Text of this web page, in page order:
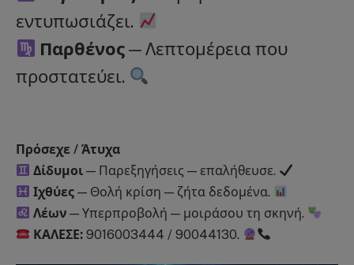
εντυπωσιάζει.
Παρθένος— Λεπτομέρεια που
προστατεύει.
Πρόσεχε / Άτυχα
Δίδυμοι — Παρεξηγήσεις — επαλήθευσε.
Ιχθύες — Θολή κρίση — ζήτα δεδομένα.
Λέων — Υπερπροβολή — μοιράσου τη σκηνή.
ΚΑΛΕΣΕ: 9016003444 / 90044130.